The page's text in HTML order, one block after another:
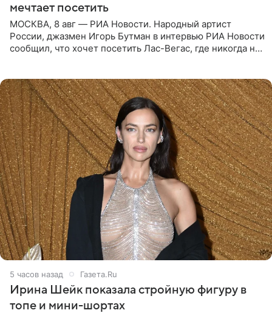
мечтает посетить
МОСКВА, 8 авг — РИА Новости. Народный артист
России, джазмен Игорь Бутман в интервью РИА Новости
сообщил, что хочет посетить Лас-Вегас, где никогда не
5 часов назад Газета.Ru
Ирина Шейк показала стройную фигуру в
топе и мини-шортах